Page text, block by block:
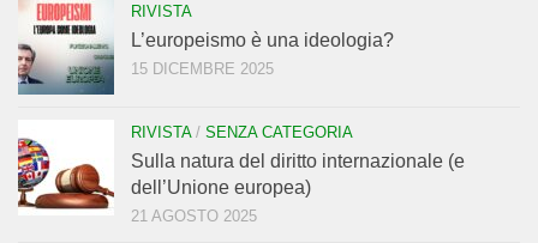
RIVISTA
L’europeismo è una ideologia?
15 DICEMBRE 2025
RIVISTA/ SENZA CATEGORIA
Sulla natura del diritto internazionale (e
dell’Unione europea)
21 AGOSTO 2025